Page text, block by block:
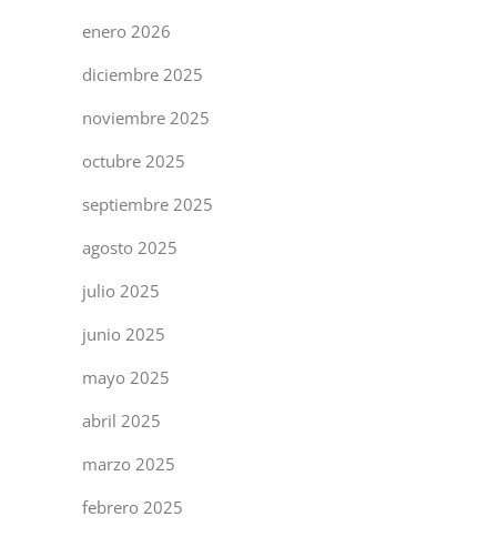
enero 2026
diciembre 2025
noviembre 2025
octubre 2025
septiembre 2025
agosto 2025
julio 2025
junio 2025
mayo 2025
abril 2025
marzo 2025
febrero 2025